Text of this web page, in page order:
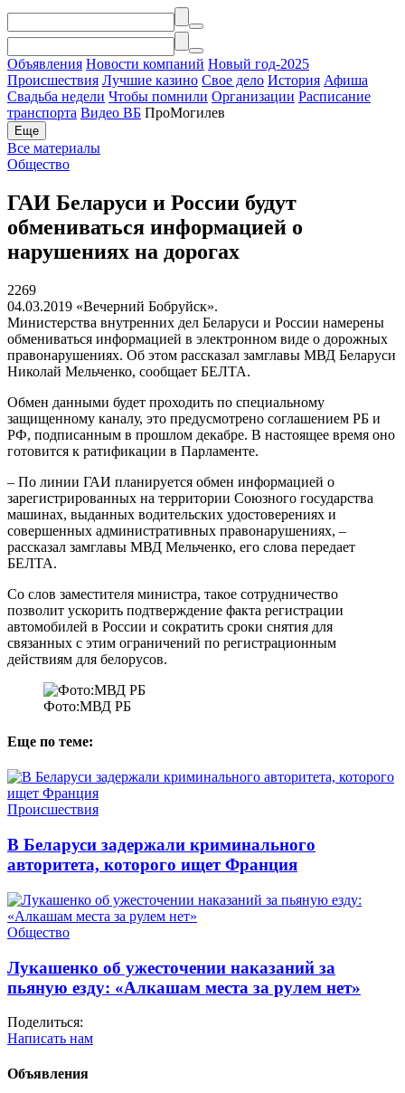
Объявления Новости компаний Новый год-2025
Происшествия Лучшие казино Свое дело История Афиша
Свадьба недели Чтобы помнили Организации Расписание
транспорта Видео ВБ ПроМогилев
Еще
Все материалы
Общество
ГАИ Беларуси и России будут
обмениваться информацией о
нарушениях на дорогах
2269
04.03.2019 «Вечерний Бобруйск».
Министерства внутренних дел Беларуси и России намерены
обмениваться информацией в электронном виде о дорожных
правонарушениях. Об этом рассказал замглавы МВД Беларуси
Николай Мельченко, сообщает БЕЛТА.
Обмен данными будет проходить по специальному
защищенному каналу, это предусмотрено соглашением РБ и
РФ, подписанным в прошлом декабре. В настоящее время оно
готовится к ратификации в Парламенте.
– По линии ГАИ планируется обмен информацией о
зарегистрированных на территории Союзного государства
машинах, выданных водительских удостоверениях и
совершенных административных правонарушениях, –
рассказал замглавы МВД Мельченко, его слова передает
БЕЛТА.
Со слов заместителя министра, такое сотрудничество
позволит ускорить подтверждение факта регистрации
автомобилей в России и сократить сроки снятия для
связанных с этим ограничений по регистрационным
действиям для белорусов.
Фото:МВД РБ
Еще по теме:
Происшествия
В Беларуси задержали криминального
авторитета, которого ищет Франция
Общество
Лукашенко об ужесточении наказаний за
пьяную езду: «Алкашам места за рулем нет»
Поделиться:
Написать нам
Объявления